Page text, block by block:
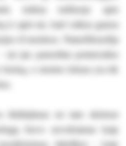
niekas nežinojo apie
ir apie tai, kad vaikas gauna
iš motinos. Naturfilosofija
jau paruoštas potencialus
o moters kūnas yra tik
išsiliejimas ne tam skirtose
buvo suvokiamas kaip